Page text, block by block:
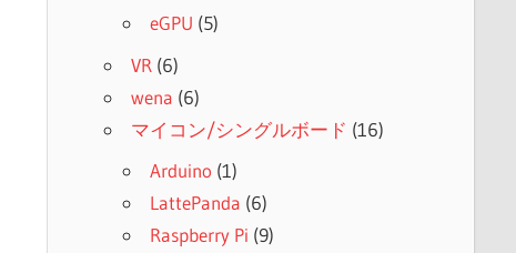
eGPU (5)
VR (6)
wena (6)
マイコン/シングルボード (16)
Arduino (1)
LattePanda (6)
Raspberry Pi (9)